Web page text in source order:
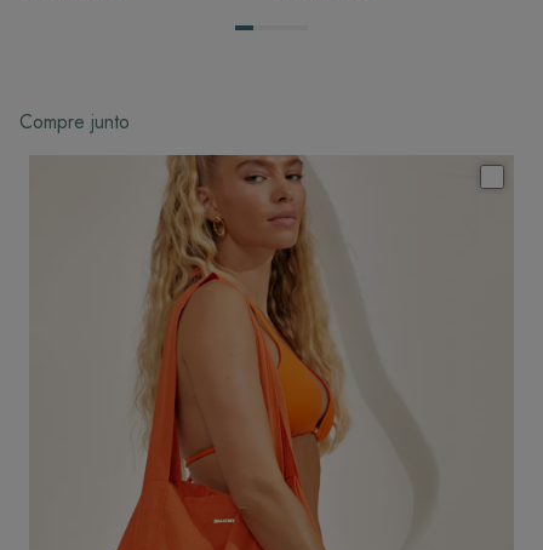
Compre junto